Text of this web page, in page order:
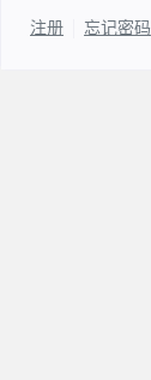
注册 忘记密码